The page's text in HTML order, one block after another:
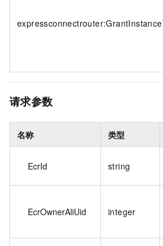
请求参数
名称 类型
EcrId string
EcrOwnerAliUid integer